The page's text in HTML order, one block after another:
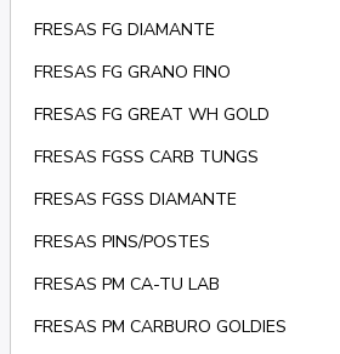
FRESAS FG DIAMANTE
FRESAS FG GRANO FINO
FRESAS FG GREAT WH GOLD
FRESAS FGSS CARB TUNGS
FRESAS FGSS DIAMANTE
FRESAS PINS/POSTES
FRESAS PM CA-TU LAB
FRESAS PM CARBURO GOLDIES